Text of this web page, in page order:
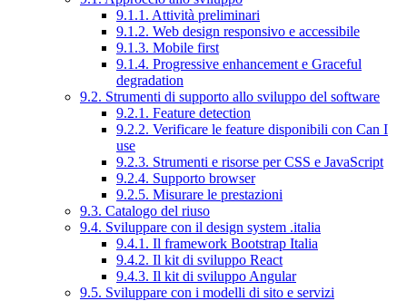
9.1.1. Attività preliminari
9.1.2. Web design responsivo e accessibile
9.1.3. Mobile first
9.1.4. Progressive enhancement e Graceful
degradation
9.2. Strumenti di supporto allo sviluppo del software
9.2.1. Feature detection
9.2.2. Verificare le feature disponibili con Can I
use
9.2.3. Strumenti e risorse per CSS e JavaScript
9.2.4. Supporto browser
9.2.5. Misurare le prestazioni
9.3. Catalogo del riuso
9.4. Sviluppare con il design system .italia
9.4.1. Il framework Bootstrap Italia
9.4.2. Il kit di sviluppo React
9.4.3. Il kit di sviluppo Angular
9.5. Sviluppare con i modelli di sito e servizi